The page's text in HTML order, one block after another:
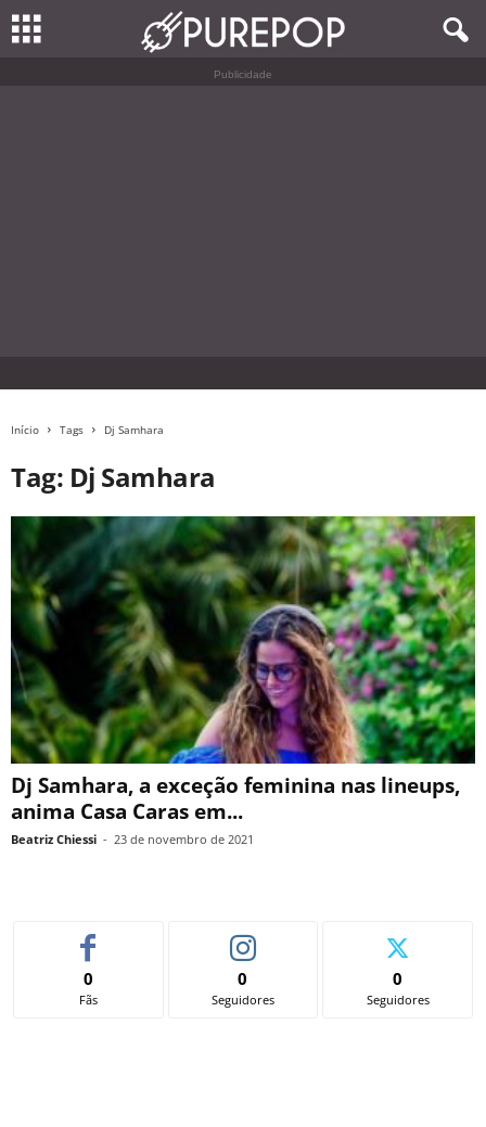
Publicidade
Início Tags Dj Samhara
Tag: Dj Samhara
Dj Samhara, a exceção feminina nas lineups,
anima Casa Caras em...
Beatriz Chiessi - 23 de novembro de 2021
0
Fãs
0
Seguidores
0
Seguidores